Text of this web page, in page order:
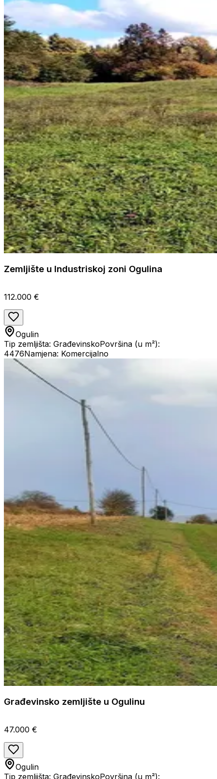
Zemljište u Industriskoj zoni Ogulina
112.000 €
Ogulin
Tip zemljišta: GrađevinskoPovršina (u m²):
4476Namjena: Komercijalno
Građevinsko zemljište u Ogulinu
47.000 €
Ogulin
Tip zemljišta: GrađevinskoPovršina (u m²):